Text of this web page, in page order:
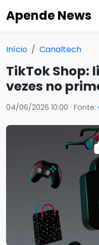
Apende News
Início Canaltech
TikTok Shop:
vezes no
04/06/2026 10:00 · Fonte: